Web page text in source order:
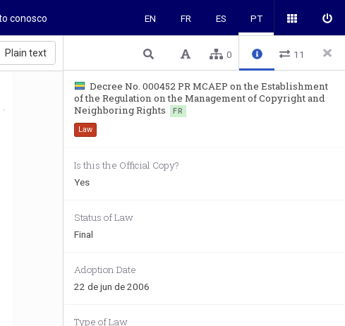
conosco EN FR ES PT
Plain text 0 11
Decree No. 000452 PR MCAEP on the Establishment
of the Regulation on the Management of Copyright and
Neighboring Rights
FR
Law
Is this the Official Copy?
Yes
Status of Law
Final
Adoption Date
22 de jun de 2006
Type of Law